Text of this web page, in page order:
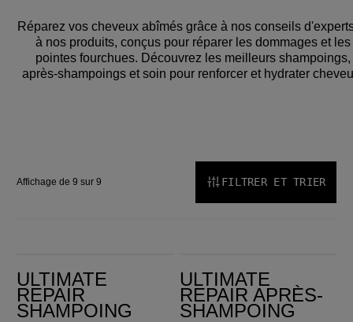
Réparez vos cheveux abîmés grâce à nos conseils
à nos produits, conçus pour réparer les dommages et les
pointes fourchues. Découvrez les meilleurs shampoings,
après-shampoings et soin pour renforcer et hydrater
Affichage de 9 sur 9 FILTRER ET TRIER
ULTIMATE
REPAIR
SHAMPOING
ULTIMATE
REPAIR APRÈS-
SHAMPOING